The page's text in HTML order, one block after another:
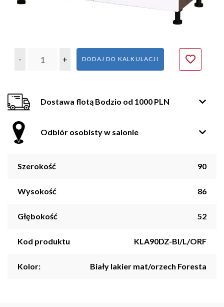
- + DODAJ DO KALKULACJI
Dostawa flotą Bodzio od 1000 PLN
Odbiór osobisty w salonie
Szerokość 90
Wysokość 86
Głębokość 52
Kod produktu KLA90DZ-BI/L/ORF
Kolor: Biały lakier mat/orzech Foresta